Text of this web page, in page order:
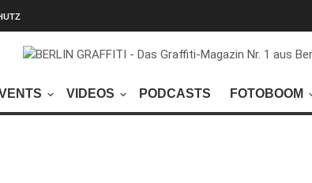
VIDEOS PODCASTS FOTOBOOM